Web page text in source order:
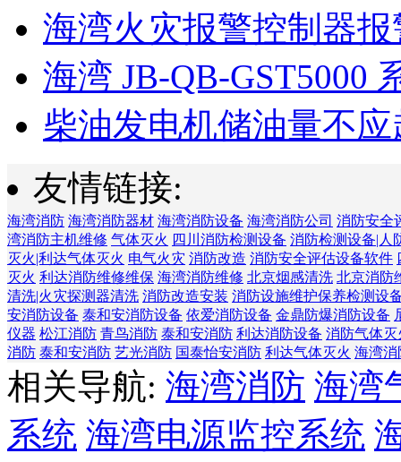
海湾火灾报警控制器报
海湾 JB-QB-GST5000
柴油发电机储油量不应
友情链接:
海湾消防 海湾消防器材 海湾消防设备 海湾消防公司 消防安全
湾消防主机维修 气体灭火 四川消防检测设备 消防检测设备|人
灭火|利达气体灭火 电气火灾 消防改造 消防安全评估设备软件
灭火 利达消防维修维保 海湾消防维修 北京烟感清洗 北京消防
清洗|火灾探测器清洗 消防改造安装 消防设施维护保养检测设
安消防设备 泰和安消防设备 依爱消防设备 金鼎防爆消防设备
仪器 松江消防 青鸟消防 泰和安消防 利达消防设备 消防气体灭
消防 泰和安消防 艺光消防 国泰怡安消防 利达气体灭火 海湾消
相关导航: 海湾消防 海湾
系统 海湾电源监控系统